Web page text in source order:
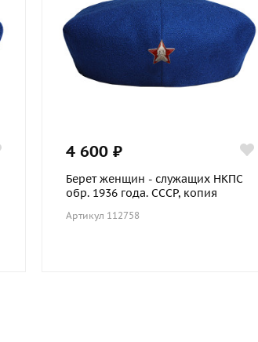
4 600 ₽
Берет женщин - служащих НКПС
обр. 1936 года. СССР, копия
Артикул 112758